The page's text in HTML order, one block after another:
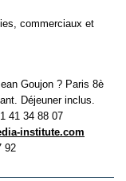
commerciaux et
Goujon ? Paris 8è
Déjeuner inclus.
41 34 88 07
institute.com
92